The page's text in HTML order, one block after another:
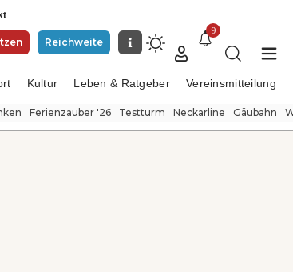
Reichweite
9
Kultur Leben & Ratgeber Vereinsmitteilung
Ferienzauber '26 Testturm Neckarline Gäubahn